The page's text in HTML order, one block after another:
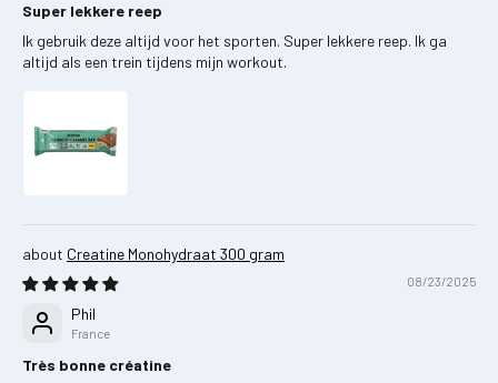
Super lekkere reep
Ik gebruik deze altijd voor het sporten. Super lekkere reep. Ik ga
altijd als een trein tijdens mijn workout.
Creatine Monohydraat 300 gram
08/23/2025
Phil
France
Très bonne créatine